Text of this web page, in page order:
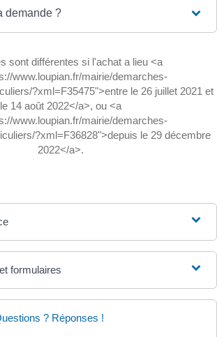
demande ?
sont différentes si l'achat a lieu <a
www.loupian.fr/mairie/demarches-
?xml=F35475">entre le 26 juillet 2021 et
le 14 août 2022</a>, ou <a
www.loupian.fr/mairie/demarches-
?xml=F36828">depuis le 29 décembre
2022</a>.
formulaires
? Réponses !